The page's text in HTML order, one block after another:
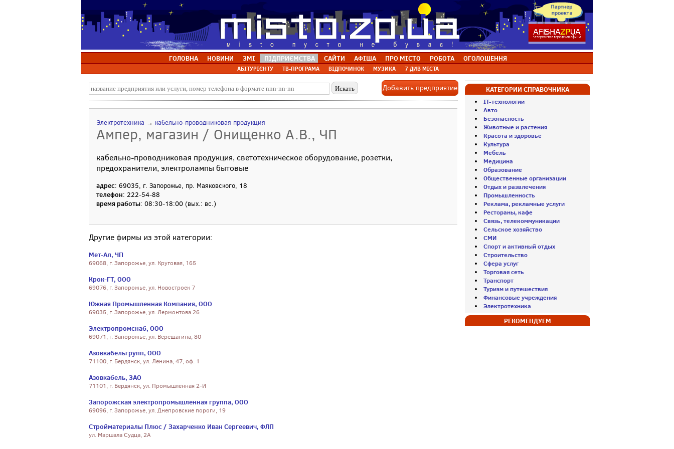
ГОЛОВНА НОВИНИ ЗМІ ПІДПРИЄМСТВА САЙТИ АФІША ПРО МІСТО РОБОТА ОГОЛОШЕННЯ
АБІТУРІЄНТУ ТВ-ПРОГРАМА ВІДПОЧИНОК МУЗИКА 7 ДИВ МІСТА
Добавить предприятие
Электротехника → кабельно-проводниковая продукция
Ампер, магазин / Онищенко А.В., ЧП
кабельно-проводниковая продукция, светотехническое оборудование, розетки,
предохранители, электролампы бытовые
адрес: 69035, г. Запорожье, пр. Маяковского, 18
телефон: 222-54-88
время работы: 08:30-18:00 (вых.: вс.)
Другие фирмы из этой категории:
Мет-Ал, ЧП
69068, г. Запорожье, ул. Круговая, 165
Крок-ГТ, ООО
69076, г. Запорожье, ул. Новостроек 7
Южная Промышленная Компания, ООО
69035, г. Запорожье, ул. Лермонтова 26
Электропромснаб, ООО
69071, г. Запорожье, ул. Верещагина, 80
Азовкабельгрупп, ООО
71100, г. Бердянск, ул. Ленина, 47, оф. 1
Азовкабель, ЗАО
71101, г. Бердянск, ул. Промышленная 2-И
Запорожская электропромышленная группа, ООО
69096, г. Запорожье, ул. Днепровские пороги, 19
Стройматериалы Плюс / Захарченко Иван Сергеевич, ФЛП
ул. Маршала Судца, 2А
КАТЕГОРИИ СПРАВОЧНИКА
IT-технологии
Авто
Безопасность
Животные и растения
Красота и здоровье
Культура
Мебель
Медицина
Образование
Общественные организации
Отдых и развлечения
Промышленность
Реклама, рекламные услуги
Рестораны, кафе
Связь, телекоммуникации
Сельское хозяйство
СМИ
Спорт и активный отдых
Строительство
Сфера услуг
Торговая сеть
Транспорт
Туризм и путешествия
Финансовые учреждения
Электротехника
РЕКОМЕНДУЕМ